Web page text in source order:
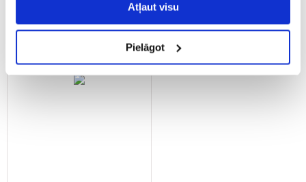
Atļaut visu
Pielāgot
€6.04
PIEVIENOT GROZAM
Nav noliktavā